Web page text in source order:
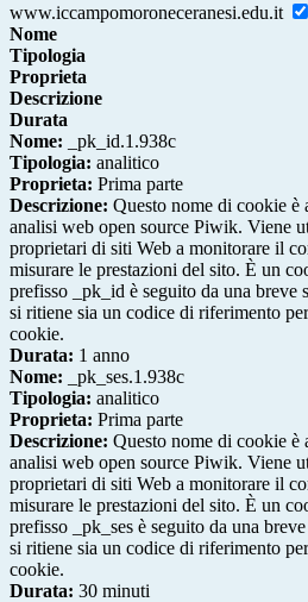
www.iccampomoroneceranesi.edu.it
Nome
Tipologia
Proprieta
Descrizione
Durata
Nome: _pk_id.1.938c
Tipologia: analitico
Proprieta: Prima parte
Descrizione: Questo nome di cookie è
analisi web open source Piwik. Viene
proprietari di siti Web a monitorare il
misurare le prestazioni del sito. È un
prefisso _pk_id è seguito da una breve
si ritiene sia un codice di riferimento
cookie.
Durata: 1 anno
Nome: _pk_ses.1.938c
Tipologia: analitico
Proprieta: Prima parte
Descrizione: Questo nome di cookie è
analisi web open source Piwik. Viene
proprietari di siti Web a monitorare il
misurare le prestazioni del sito. È un
prefisso _pk_ses è seguito da una
si ritiene sia un codice di riferimento
cookie.
Durata: 30 minuti